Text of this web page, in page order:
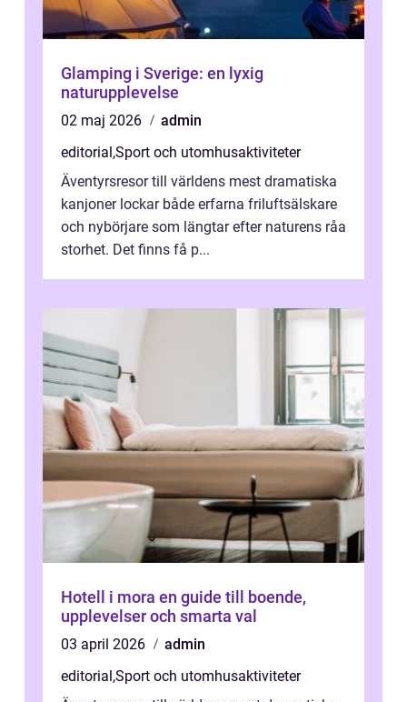
Glamping i Sverige: en lyxig
naturupplevelse
02 maj 2026
admin
editorial,Sport och utomhusaktiviteter
Äventyrsresor till världens mest dramatiska
kanjoner lockar både erfarna friluftsälskare
och nybörjare som längtar efter naturens råa
storhet. Det finns få p...
Hotell i mora en guide till boende,
upplevelser och smarta val
03 april 2026
admin
editorial,Sport och utomhusaktiviteter